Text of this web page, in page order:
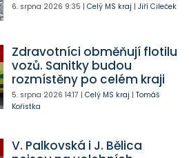
6. srpna 2026 9:35 | Celý MS kraj | Jiří Cileček
Zdravotníci obměňují flotilu
vozů. Sanitky budou
rozmístěny po celém kraji
5. srpna 2026 14:17 | Celý MS kraj | Tomáš
Kořistka
V. Palkovská i J. Bělica